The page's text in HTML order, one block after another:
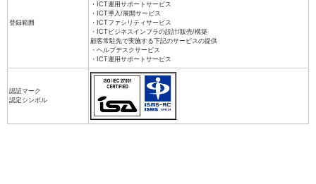
登録範囲
・ICT運用サポートサービス
・ICT導入/展開サービス
・ICTファシリティサービス
・ICTビジネスインフラの設計/販売/構築
顧客常駐先で実施する下記のサービスの提供
・ヘルプデスクサービス
・ICT運用サポートサービス
認証マーク
認定シンボル